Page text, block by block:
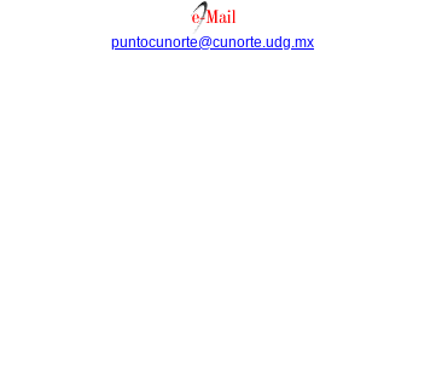
puntocunorte@cunorte.udg.mx